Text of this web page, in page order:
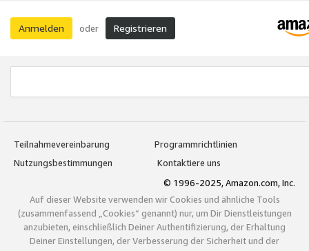
Anmelden oder Registrieren
Teilnahmevereinbarung
Programmrichtlinien
Nutzungsbestimmungen
Kontaktiere uns
© 1996-2025, Amazon.com, Inc.
Auf dieser Website verwenden wir Cookies und ähnliche Tools
(zusammenfassend „Cookies“ genannt) nur, um Dir Dienstleistungen
anzubieten, einschließlich Deiner Authentifizierung, der Erhaltung
Deiner Einstellungen, der Verbesserung der Sicherheit und der